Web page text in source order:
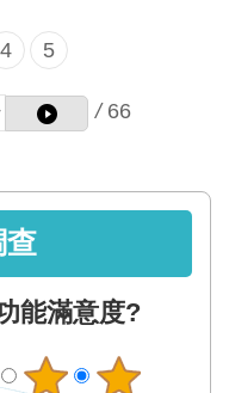
4 5
/ 66
查
能滿意度?